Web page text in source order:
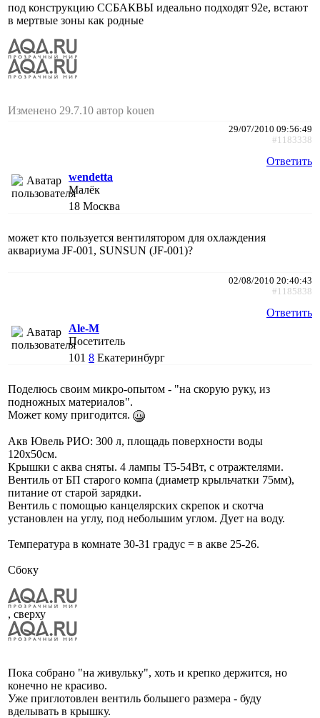
под конструкцию ССБАКВЫ идеально подходят 92е, встают
в мертвые зоны как родные
Изменено 29.7.10 автор kouen
29/07/2010 09:56:49
#1183338
Ответить
wendetta
Малёк
18 Москва
может кто пользуется вентилятором для охлаждения
аквариума JF-001, SUNSUN (JF-001)?
02/08/2010 20:40:43
#1185838
Ответить
Ale-M
Посетитель
101 8 Екатеринбург
Поделюсь своим микро-опытом - "на скорую руку, из
подножных материалов".
Может кому пригодится.
Акв Ювель РИО: 300 л, площадь поверхности воды
120х50см.
Крышки с аква сняты. 4 лампы Т5-54Вт, с отражтелями.
Вентиль от БП старого компа (диаметр крыльчатки 75мм),
питание от старой зарядки.
Вентиль с помощью канцелярских скрепок и скотча
установлен на углу, под небольшим углом. Дует на воду.
Температура в комнате 30-31 градус = в акве 25-26.
Сбоку
, сверху
Пока собрано "на живульку", хоть и крепко держится, но
конечно не красиво.
Уже приглотовлен вентиль большего размера - буду
вделывать в крышку.